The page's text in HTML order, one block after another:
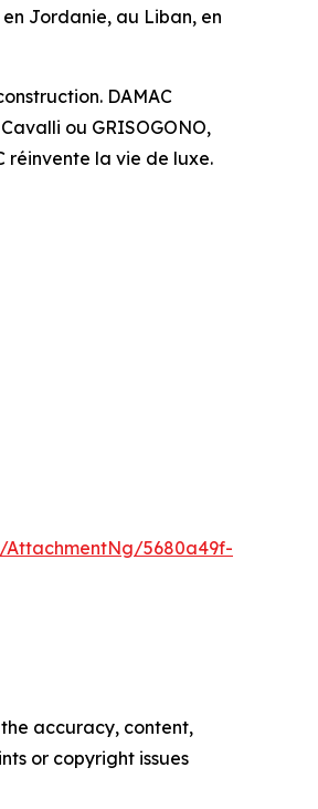
Jordanie, au Liban, en
DAMAC
ou GRISOGONO,
réinvente la vie de luxe.
AttachmentNg/5680a49f-
accuracy, content,
or copyright issues